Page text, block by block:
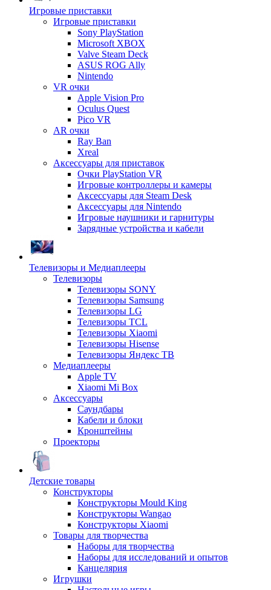
Игровые приставки
Игровые приставки
Sony PlayStation
Microsoft XBOX
Valve Steam Deck
ASUS ROG Ally
Nintendo
VR очки
Apple Vision Pro
Oculus Quest
Pico VR
AR очки
Ray Ban
Xreal
Аксессуары для приставок
Очки PlayStation VR
Игровые контроллеры и камеры
Аксессуары для Steam Desk
Аксессуары для Nintendo
Игровые наушники и гарнитуры
Зарядные устройства и кабели
Телевизоры и Медиаплееры
Телевизоры
Телевизоры SONY
Телевизоры Samsung
Телевизоры LG
Телевизоры TCL
Телевизоры Xiaomi
Телевизоры Hisense
Телевизоры Яндекс ТВ
Медиаплееры
Apple TV
Xiaomi Mi Box
Аксессуары
Саундбары
Кабели и блоки
Кронштейны
Проекторы
Детские товары
Конструкторы
Конструкторы Mould King
Конструкторы Wangao
Конструкторы Xiaomi
Товары для творчества
Наборы для творчества
Наборы для исследований и опытов
Канцелярия
Игрушки